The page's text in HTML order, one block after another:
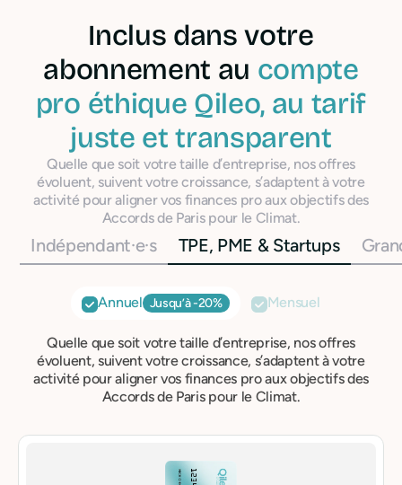
Inclus dans votre
abonnement au compte
pro éthique Qileo, au tarif
juste et transparent
Quelle que soit votre taille d’entreprise, nos offres
évoluent, suivent votre croissance, s’adaptent à votre
activité pour aligner vos finances pro aux objectifs des
Accords de Paris pour le Climat.
Indépendant·e·s TPE, PME & Startups
Annuel Jusqu’à -20% Mensuel
Quelle que soit votre taille d’entreprise, nos offres
évoluent, suivent votre croissance, s’adaptent à votre
activité pour aligner vos finances pro aux objectifs des
Accords de Paris pour le Climat.